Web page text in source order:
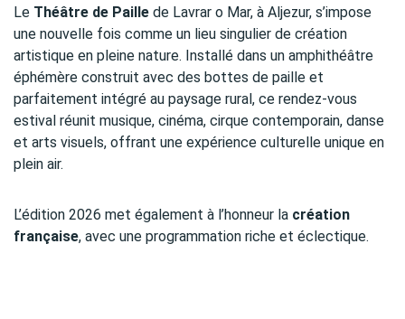
Le Théâtre de Paille de Lavrar o Mar, à Aljezur, s’impose
une nouvelle fois comme un lieu singulier de création
artistique en pleine nature. Installé dans un amphithéâtre
éphémère construit avec des bottes de paille et
parfaitement intégré au paysage rural, ce rendez-vous
estival réunit musique, cinéma, cirque contemporain, danse
et arts visuels, offrant une expérience culturelle unique en
plein air.
L’édition 2026 met également à l’honneur la création
française, avec une programmation riche et éclectique.